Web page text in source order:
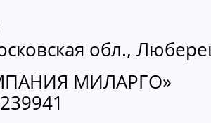
обл.,
МИЛАРГО»